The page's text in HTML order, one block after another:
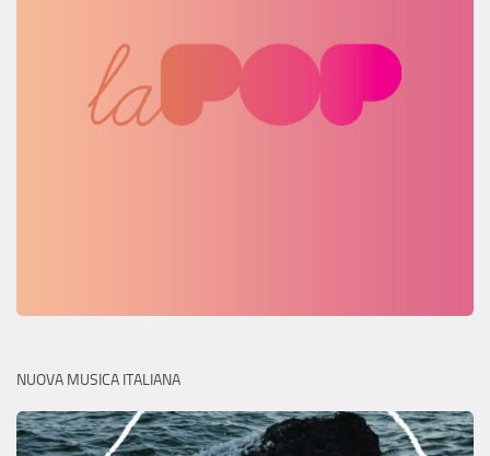
NUOVA MUSICA ITALIANA